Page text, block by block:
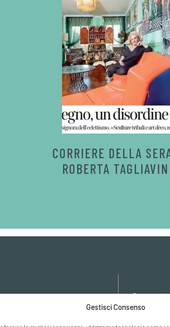
Gestisci Consenso
CORRIERE DELLA
ROBERTA
Policy